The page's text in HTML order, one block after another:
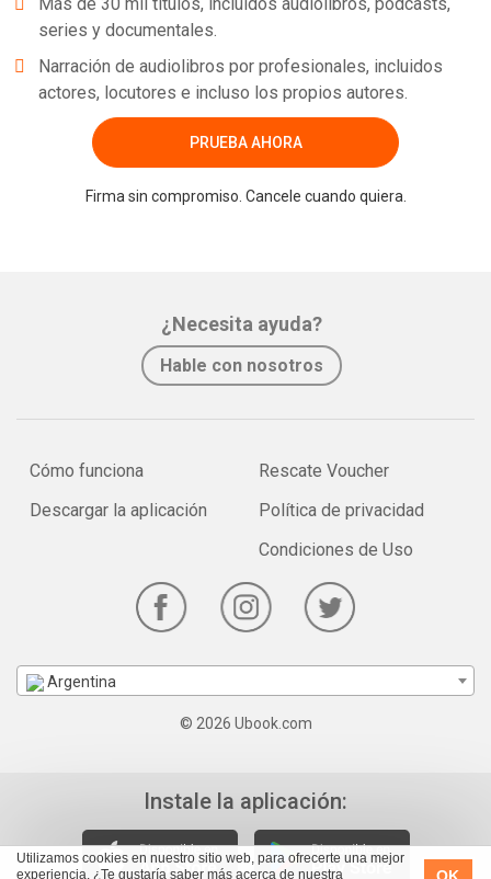
Utilizamos cookies en nuestro sitio web, para ofrecerte una mejor
experiencia. ¿Te gustaría saber más acerca de nuestra
OK
series y documentales.
Narración de audiolibros por profesionales, incluidos
actores, locutores e incluso los propios autores.
PRUEBA AHORA
Firma sin compromiso. Cancele cuando quiera.
¿Necesita ayuda?
Hable con nosotros
Cómo funciona
Descargar la aplicación
Rescate Voucher
Política de privacidad
Condiciones de Uso
Argentina
© 2026 Ubook.com
Instale la aplicación: